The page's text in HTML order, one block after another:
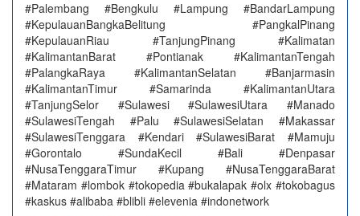
#Palembang #Bengkulu #Lampung #BandarLampung
#KepulauanBangkaBelitung #PangkalPinang
#KepulauanRiau #TanjungPinang #Kalimatan
#KalimantanBarat #Pontianak #KalimantanTengah
#PalangkaRaya #KalimantanSelatan #Banjarmasin
#KalimantanTimur #Samarinda #KalimantanUtara
#TanjungSelor #Sulawesi #SulawesiUtara #Manado
#SulawesiTengah #Palu #SulawesiSelatan #Makassar
#SulawesiTenggara #Kendari #SulawesiBarat #Mamuju
#Gorontalo #SundaKecil #Bali #Denpasar
#NusaTenggaraTimur #Kupang #NusaTenggaraBarat
#Mataram #lombok #tokopedia #bukalapak #olx #tokobagus
#kaskus #alibaba #blibli #elevenia #indonetwork